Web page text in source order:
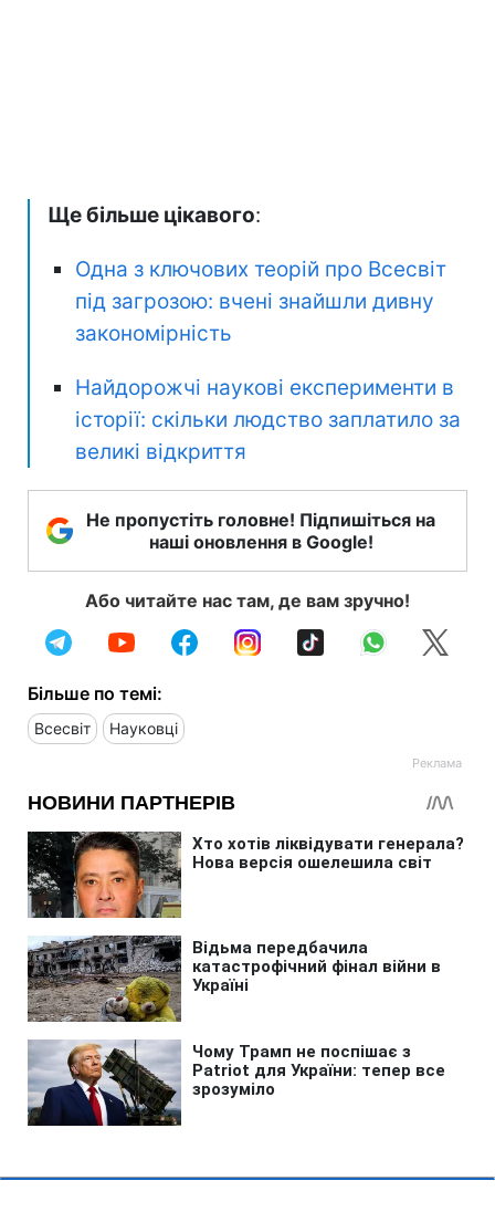
Ще більше цікавого:
Одна з ключових теорій про Всесвіт
під загрозою: вчені знайшли дивну
закономірність
Найдорожчі наукові експерименти в
історії: скільки людство заплатило за
великі відкриття
Не пропустіть головне! Підпишіться на
наші оновлення в Google!
Або читайте нас там, де вам зручно!
Більше по темі:
Всесвіт Науковці